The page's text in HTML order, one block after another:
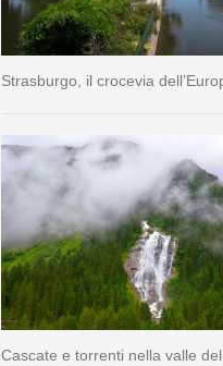
Strasburgo, il crocevia
Cascate e torrenti nella valle